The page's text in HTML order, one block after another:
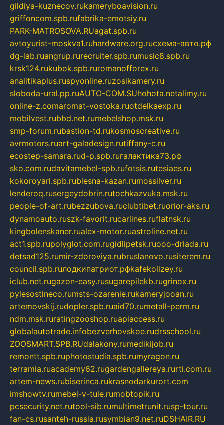
gildiya-kuznecov.rukameryboavision.ru
griffoncom.spb.rufabrika-emotsiy.ru
PARK-MATROSOVA.RUagat.spb.ru
avtoyurist-moskva1.ruhardware.org.ruсхема-авто.рф
dg-lab.ruangrup.rurecruiter.spb.rumusic8.spb.ru
krsk124.rukubok.spb.ruromanofforex.ru
analitikaplus.ruspyonline.ruzosikamery.ru
sloboda-ural.pp.ruAUTO-COM.SUhohota.netalimy.ru
online-z.comaromat-vostoka.ruotdelkaexp.ru
mobilvest.rubbd.net.rumebelshop.msk.ru
smp-forum.rubastion-td.rukosmoscreative.ru
avrmotors.ruart-galadesign.rutiffany-c.ru
ecostep-samara.rud-p.spb.ruгалактика73.рф
sko.com.rudavitamebel-spb.rufotsis.rutesiaes.ru
kokoroyari.spb.rublesna-kazan.rumossilver.ru
lenderoq.rusergeydobrin.rutochkazvuka.msk.ru
people-of-art.rubezzubova.ruclubtibet.ruorior-aks.ru
dynamoauto.ruszk-favorit.rucarlines.ruflatnsk.ru
kingbolenskaner.rualex-motor.ruastroline.net.ru
act1.spb.rupolyglot.com.rugidlipetsk.ruooo-driada.ru
detsad125.rumir-zdoroviya.rubruslanovo.rusiterem.ru
council.spb.ruлодкипатриот.рфkafekolizey.ru
iclub.net.rugazon-easy.rusugarepilekb.rugrinox.ru
pylesostineco.rumsts-ozarenie.rukameryjooan.ru
artemovskij.rudopler.spb.ruaid70.rumetall-perm.ru
ndm.msk.ruratingzooshop.ruapiaccess.ru
globalautotrade.infobezverhovskoe.rudrsschool.ru
ZOOSMART.SPB.RUdalakony.rumedikijob.ru
remontt.spb.ruphotostudia.spb.rumyragon.ru
terramia.ruacademy62.rugardengallereya.rurti.com.ru
artem-news.rubiserinca.rukrasnodarkurort.com
imshowtv.rumebel-v-tule.rumobtopik.ru
pcsecurity.net.rutool-sib.rumultimetrunit.rusp-tour.ru
fan-cs.rusanteh-russia.rusymbian9.net.ruDSHAIR.RU